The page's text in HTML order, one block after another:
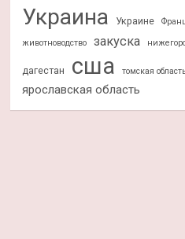
Украина Украине
животноводство закуска
дагестан сша томская
ярославская область